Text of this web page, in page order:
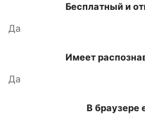
Бесплатный и
Да
Имеет
Да
В браузере